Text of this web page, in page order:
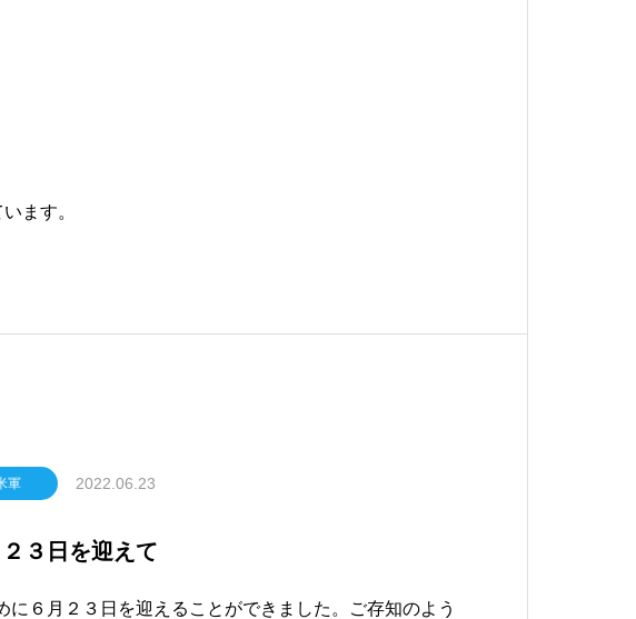
ます。
軍 2022.06.23
２３日を迎えて
に６月２３日を迎えることができました。ご存知のよう